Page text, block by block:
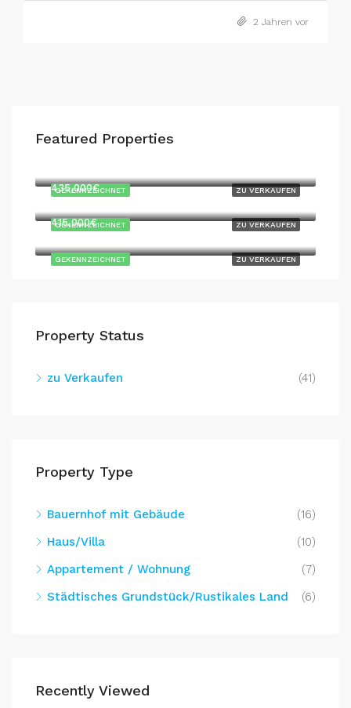
2 Jahren vor
Featured Properties
ZU VERKAUFEN
GEKENNZEICHNET
ZU VERKAUFEN
GEKENNZEICHNET
435,000€
ZU VERKAUFEN
GEKENNZEICHNET
415,000€
Property Status
zu Verkaufen (41)
Property Type
Bauernhof mit Gebäude
(16)
Haus/Villa
(10)
Appartement / Wohnung
(7)
Städtisches Grundstück/Rustikales Land
(6)
Recently Viewed